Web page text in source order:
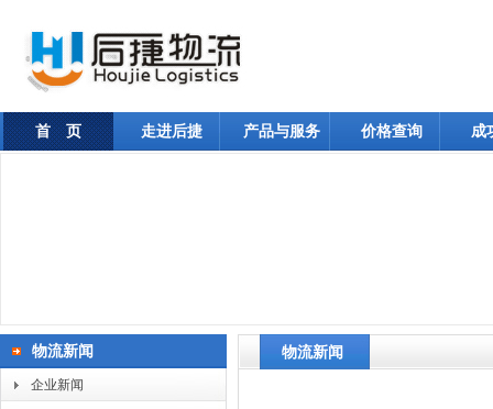
首 页 走进后捷 产品与服务 价格查询 成
物流新闻
企业新闻
物流新闻